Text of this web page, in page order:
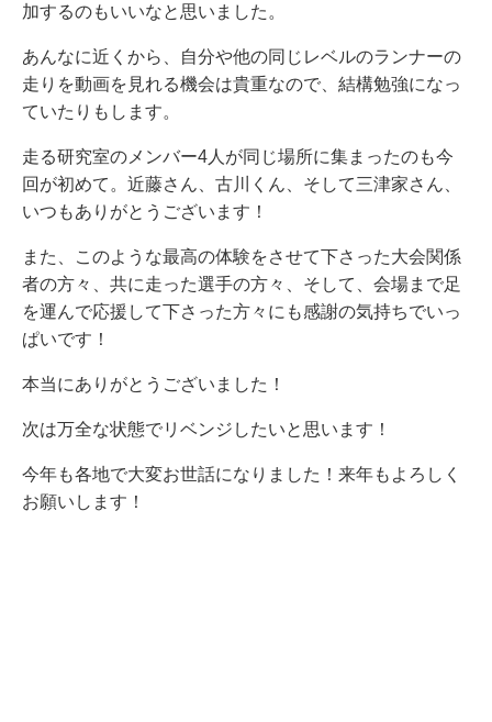
加するのもいいなと思いました。
あんなに近くから、自分や他の同じレベルのランナーの
走りを動画を見れる機会は貴重なので、結構勉強になっ
ていたりもします。
走る研究室のメンバー4人が同じ場所に集まったのも今
回が初めて。近藤さん、古川くん、そして三津家さん、
いつもありがとうございます！
また、このような最高の体験をさせて下さった大会関係
者の方々、共に走った選手の方々、そして、会場まで足
を運んで応援して下さった方々にも感謝の気持ちでいっ
ぱいです！
本当にありがとうございました！
次は万全な状態でリベンジしたいと思います！
今年も各地で大変お世話になりました！来年もよろしく
お願いします！